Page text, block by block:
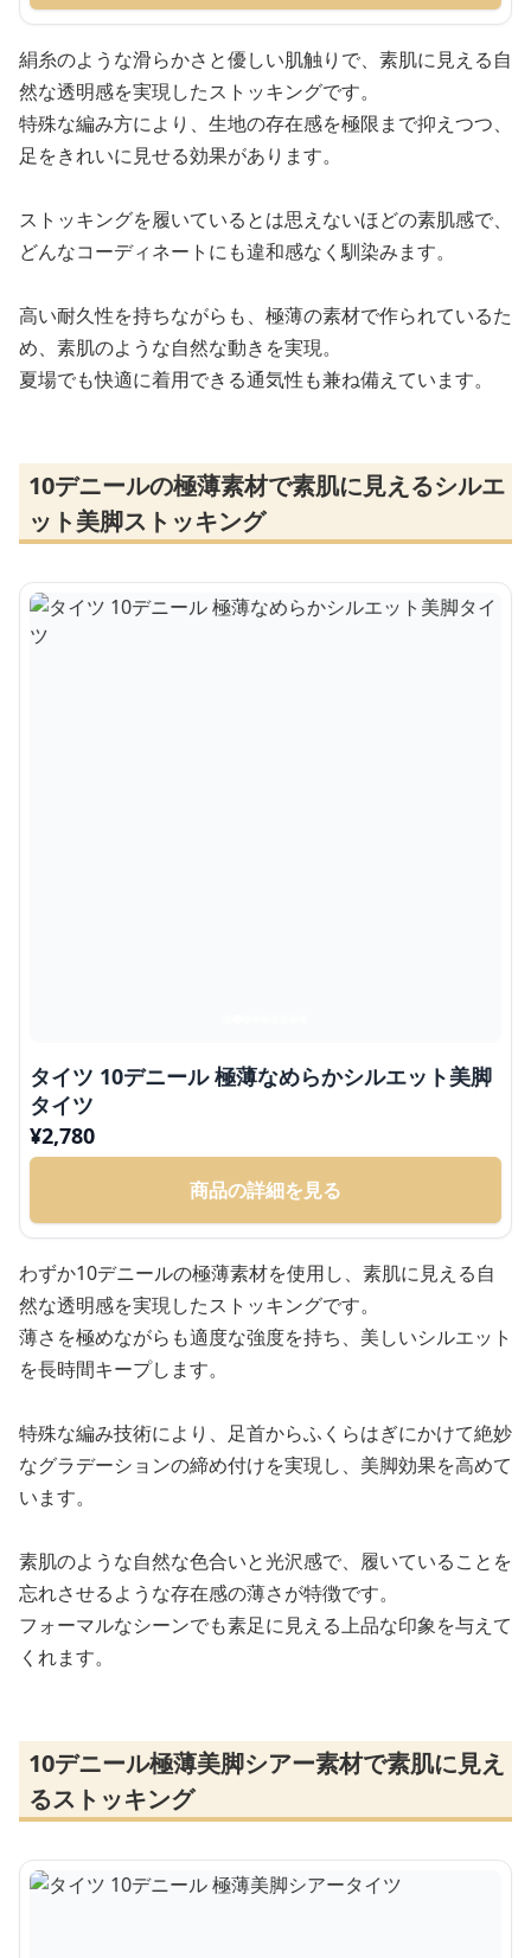
絹糸のような滑らかさと優しい肌触りで、素肌に見える自
然な透明感を実現したストッキングです。
特殊な編み方により、生地の存在感を極限まで抑えつつ、
足をきれいに見せる効果があります。
ストッキングを履いているとは思えないほどの素肌感で、
どんなコーディネートにも違和感なく馴染みます。
高い耐久性を持ちながらも、極薄の素材で作られているた
め、素肌のような自然な動きを実現。
夏場でも快適に着用できる通気性も兼ね備えています。
10デニールの極薄素材で素肌に見えるシルエ
ット美脚ストッキング
タイツ 10デニール 極薄なめらかシルエット美脚
タイツ
¥2,780
商品の詳細を見る
わずか10デニールの極薄素材を使用し、素肌に見える自
然な透明感を実現したストッキングです。
薄さを極めながらも適度な強度を持ち、美しいシルエット
を長時間キープします。
特殊な編み技術により、足首からふくらはぎにかけて絶妙
なグラデーションの締め付けを実現し、美脚効果を高めて
います。
素肌のような自然な色合いと光沢感で、履いていることを
忘れさせるような存在感の薄さが特徴です。
フォーマルなシーンでも素足に見える上品な印象を与えて
くれます。
10デニール極薄美脚シアー素材で素肌に見え
るストッキング